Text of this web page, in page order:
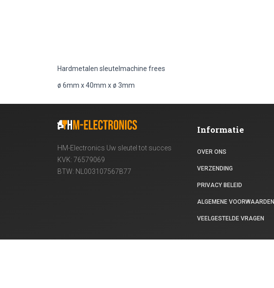
Hardmetalen sleutelmachine frees
ø 6mm x 40mm x ø 3mm
HM-Electronics Uw sleutel tot succes
KVK: 76579069
BTW: NL003107567B77
Informatie
OVER ONS
VERZENDING
PRIVACY BELEID
ALGEMENE VOORWAARDEN
VEELGESTELDE VRAGEN